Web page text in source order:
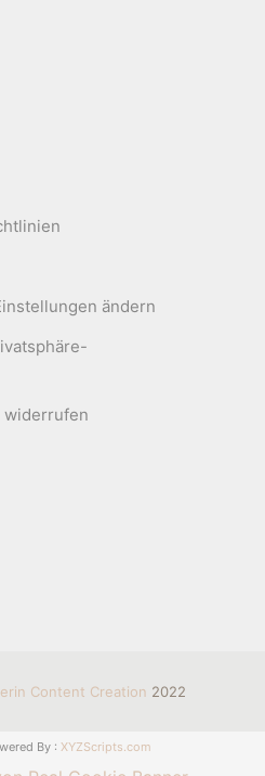
ändern
widerrufen
Content Creation 2022
By : XYZScripts.com